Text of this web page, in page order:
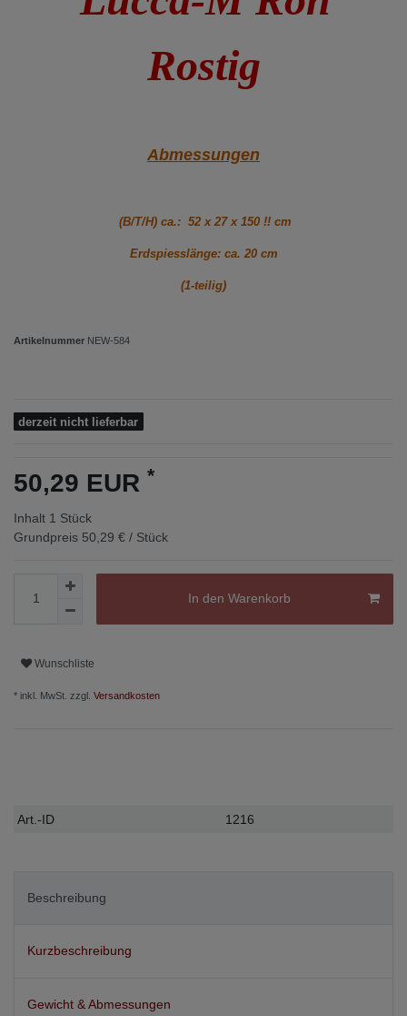
Rostig
Abmessungen
(B/T/H) ca.: 52 x 27 x 150 !! cm
Erdspiesslänge: ca. 20 cm
(1-teilig)
Artikelnummer NEW-584
derzeit nicht lieferbar
50,29 EUR *
Inhalt 1 Stück
Grundpreis 50,29 € / Stück
In den Warenkorb
Wunschliste
* inkl. MwSt. zzgl. Versandkosten
Technisches
Wert
Art.-ID 1216
Beschreibung
Kurzbeschreibung
Gewicht & Abmessungen